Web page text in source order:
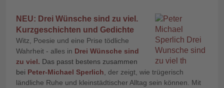
NEU: Drei Wünsche sind zu viel.
Kurzgeschichten und Gedichte
Witz, Poesie und eine Prise tödliche
Wahrheit - alles in Drei Wünsche sind
zu viel. Das passt bestens zusammen
bei Peter-Michael Sperlich , der zeigt, wie trügerisch
ländliche Ruhe und kleinstädtischer Alltag sein können. Mit